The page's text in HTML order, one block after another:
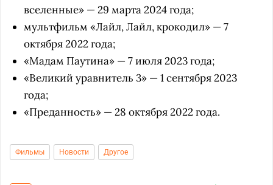
вселенные» — 29 марта 2024 года;
мультфильм «Лайл, Лайл, крокодил» — 7
октября 2022 года;
«Мадам Паутина» — 7 июля 2023 года;
«Великий уравнитель 3» — 1 сентября 2023
года;
«Преданность» — 28 октября 2022 года.
Фильмы Новости Другое